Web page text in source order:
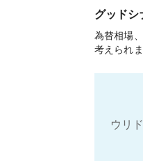
グッドシ
為替相場
考えられ
ウリ